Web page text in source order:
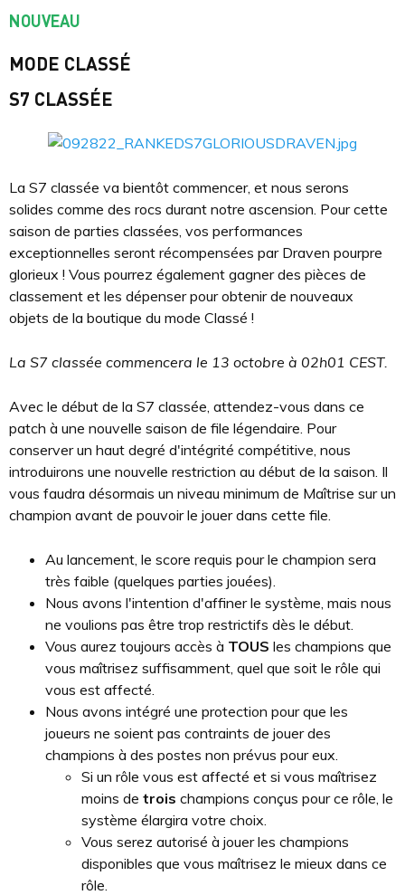
NOUVEAU
MODE CLASSÉ
S7 CLASSÉE
La S7 classée va bientôt commencer, et nous serons
solides comme des rocs durant notre ascension. Pour cette
saison de parties classées, vos performances
exceptionnelles seront récompensées par Draven pourpre
glorieux ! Vous pourrez également gagner des pièces de
classement et les dépenser pour obtenir de nouveaux
objets de la boutique du mode Classé !
La S7 classée commencera le 13 octobre à 02h01 CEST.
Avec le début de la S7 classée, attendez-vous dans ce
patch à une nouvelle saison de file légendaire. Pour
conserver un haut degré d'intégrité compétitive, nous
introduirons une nouvelle restriction au début de la saison. Il
vous faudra désormais un niveau minimum de Maîtrise sur un
champion avant de pouvoir le jouer dans cette file.
Au lancement, le score requis pour le champion sera
très faible (quelques parties jouées).
Nous avons l'intention d'affiner le système, mais nous
ne voulions pas être trop restrictifs dès le début.
Vous aurez toujours accès à TOUS les champions que
vous maîtrisez suffisamment, quel que soit le rôle qui
vous est affecté.
Nous avons intégré une protection pour que les
joueurs ne soient pas contraints de jouer des
champions à des postes non prévus pour eux.
Si un rôle vous est affecté et si vous maîtrisez
moins de trois champions conçus pour ce rôle, le
système élargira votre choix.
Vous serez autorisé à jouer les champions
disponibles que vous maîtrisez le mieux dans ce
rôle.